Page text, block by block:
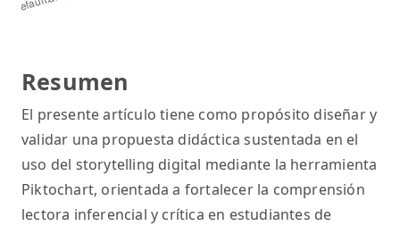
Resumen
El presente artículo tiene como propósito diseñar y
validar una propuesta didáctica sustentada en el
uso del storytelling digital mediante la herramienta
Piktochart, orientada a fortalecer la comprensión
lectora inferencial y crítica en estudiantes de